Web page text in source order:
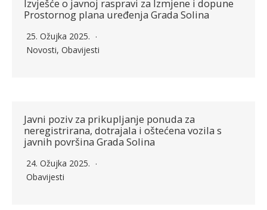
Izvješće o javnoj raspravi za Izmjene i dopune
Prostornog plana uređenja Grada Solina
25. Ožujka 2025.
Novosti, Obavijesti
Javni poziv za prikupljanje ponuda za
neregistrirana, dotrajala i oštećena vozila s
javnih površina Grada Solina
24. Ožujka 2025.
Obavijesti